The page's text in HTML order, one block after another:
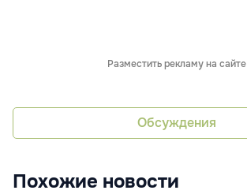
Разместить рекламу на сайте
Обсуждения
Похожие новости